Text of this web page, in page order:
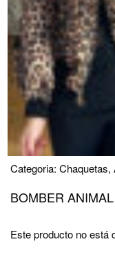
Categoria: Chaquetas,
BOMBER
Este producto no está